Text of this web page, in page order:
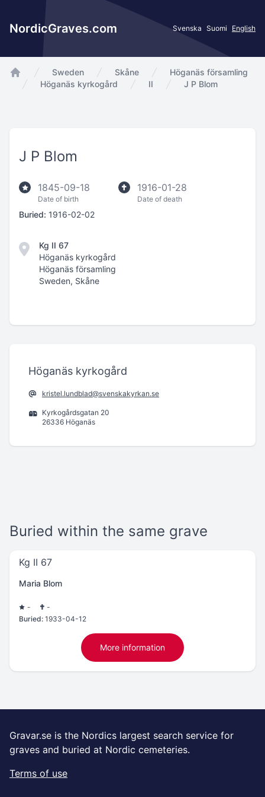
NordicGraves.com Svenska Suomi English
app.Start
Sweden Skåne
Höganäs församling
Höganäs kyrkogård
II J P Blom
J P Blom
1845-09-18
Date of birth
1916-01-28
Date of death
Buried: 1916-02-02
Kg II 67
Höganäs kyrkogård
Höganäs församling
Sweden, Skåne
Höganäs kyrkogård
kristel.lundblad@svenskakyrkan.se
Kyrkogårdsgatan 20
26336 Höganäs
Buried within the same grave
Kg II 67
Maria Blom
-
-
Buried: 1933-04-12
More information
Gravar.se is the Nordics largest search service for
graves and buried at Nordic cemeteries.
Terms of use